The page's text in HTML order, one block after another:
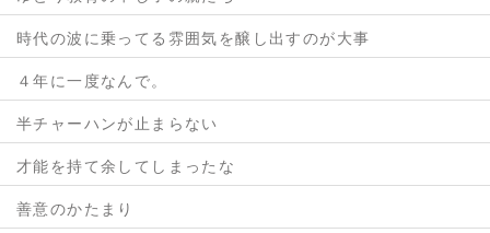
時代の波に乗ってる雰囲気を醸し出すのが大事
４年に一度なんで。
半チャーハンが止まらない
才能を持て余してしまったな
善意のかたまり